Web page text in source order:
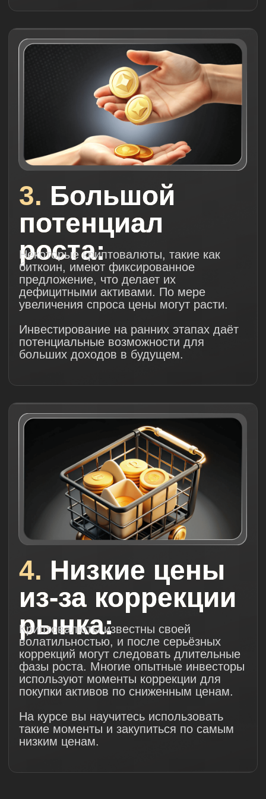
Изучая алготрейдинг
криптовалют, узнаете, как
использовать компьютерные
программы для автоматической
Вы научитесь формулировать
торговые гипотезы и
превращать их в конкретные
Ознакомитесь с базовыми
принципами алготрейдинга
Поймете, как автоматизация и
торговли и повысить
прибыльность
Научитесь пользоваться
платформой Trading View для
создания и тестирования
торговых стратегий
Получите фундаментальные
знания и практические навыки
для начала работы с
алготрейдингом и
бэктестированием стратегий
Научитесь различать и
торговых стратегий, понимать
их сильные и слабые стороны
В итоге вы сможете более
уверенно и эффективно вести
Алгоритмический
трейдинг?
Алгоритмический трейдинг — это
криптовалютами с помощью обученного
бота, который следует заранее
Бот сам принимает решение о покупке и
продаже криптовалют, без участия
человека.
Что такое
покупает криптовалюты, если их
Как это работает
простыми
словами: